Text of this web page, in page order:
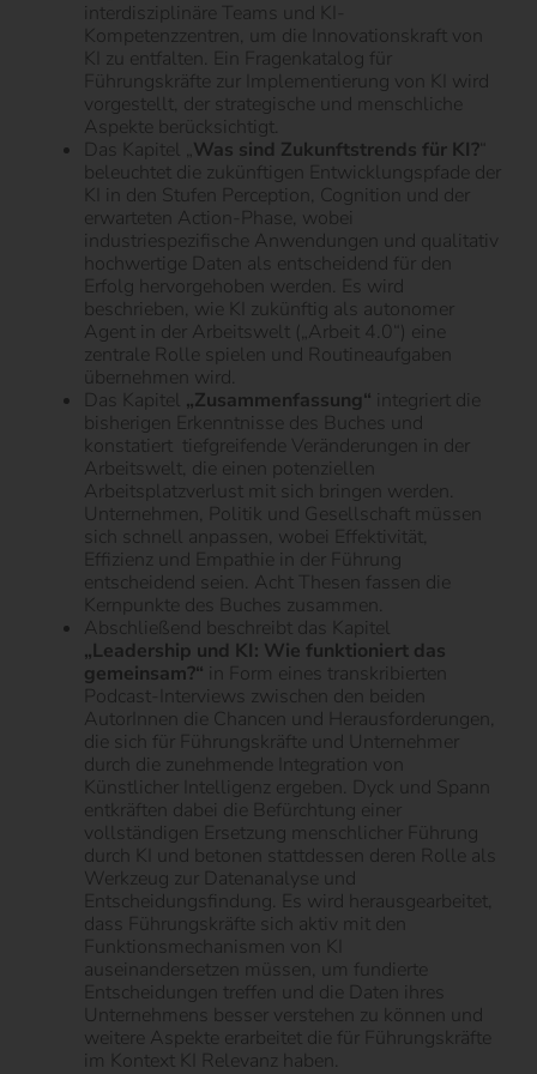
interdisziplinäre Teams und KI-
Kompetenzzentren, um die Innovationskraft von
KI zu entfalten. Ein Fragenkatalog für
Führungskräfte zur Implementierung von KI wird
vorgestellt, der strategische und menschliche
Aspekte berücksichtigt.
Das Kapitel „Was sind Zukunftstrends für KI?“
beleuchtet die zukünftigen Entwicklungspfade der
KI in den Stufen Perception, Cognition und der
erwarteten Action-Phase, wobei
industriespezifische Anwendungen und qualitativ
hochwertige Daten als entscheidend für den
Erfolg hervorgehoben werden. Es wird
beschrieben, wie KI zukünftig als autonomer
Agent in der Arbeitswelt („Arbeit 4.0“) eine
zentrale Rolle spielen und Routineaufgaben
übernehmen wird.
Das Kapitel „Zusammenfassung“ integriert die
bisherigen Erkenntnisse des Buches und
konstatiert tiefgreifende Veränderungen in der
Arbeitswelt, die einen potenziellen
Arbeitsplatzverlust mit sich bringen werden.
Unternehmen, Politik und Gesellschaft müssen
sich schnell anpassen, wobei Effektivität,
Effizienz und Empathie in der Führung
entscheidend seien. Acht Thesen fassen die
Kernpunkte des Buches zusammen.
Abschließend beschreibt das Kapitel
„Leadership und KI: Wie funktioniert das
gemeinsam?“ in Form eines transkribierten
Podcast-Interviews zwischen den beiden
AutorInnen die Chancen und Herausforderungen,
die sich für Führungskräfte und Unternehmer
durch die zunehmende Integration von
Künstlicher Intelligenz ergeben. Dyck und Spann
entkräften dabei die Befürchtung einer
vollständigen Ersetzung menschlicher Führung
durch KI und betonen stattdessen deren Rolle als
Werkzeug zur Datenanalyse und
Entscheidungsfindung. Es wird herausgearbeitet,
dass Führungskräfte sich aktiv mit den
Funktionsmechanismen von KI
auseinandersetzen müssen, um fundierte
Entscheidungen treffen und die Daten ihres
Unternehmens besser verstehen zu können und
weitere Aspekte erarbeitet die für Führungskräfte
im Kontext KI Relevanz haben.